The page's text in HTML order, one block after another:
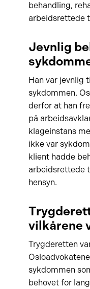
behandling,
arbeidsrettede
Jevnlig
Han var jevnlig
sykdommen.
derfor at han
på
klageinstans
ikke var
klient hadde
arbeidsrettede
hensyn.
vilkårene
Trygderetten
sykdommen
behovet for